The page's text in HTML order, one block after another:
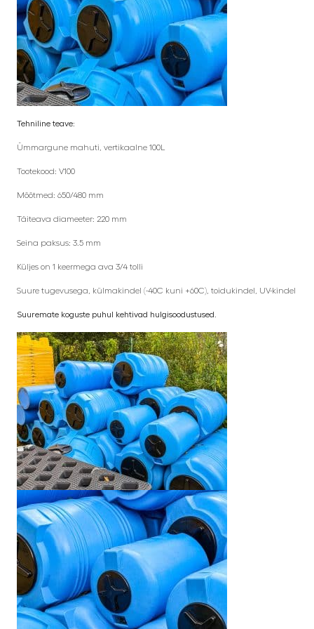
Tehniline teave:
Ümmargune mahuti, vertikaalne 100L
Tootekood: V100
Mõõtmed: 650/480 mm
Täiteava diameeter: 220 mm
Seina paksus: 3.5 mm
Küljes on 1 keermega ava 3/4 tolli
Suure tugevusega, külmakindel (-40C kuni +60C), toidukindel, UV-kindel
Suuremate koguste puhul kehtivad hulgisoodustused.